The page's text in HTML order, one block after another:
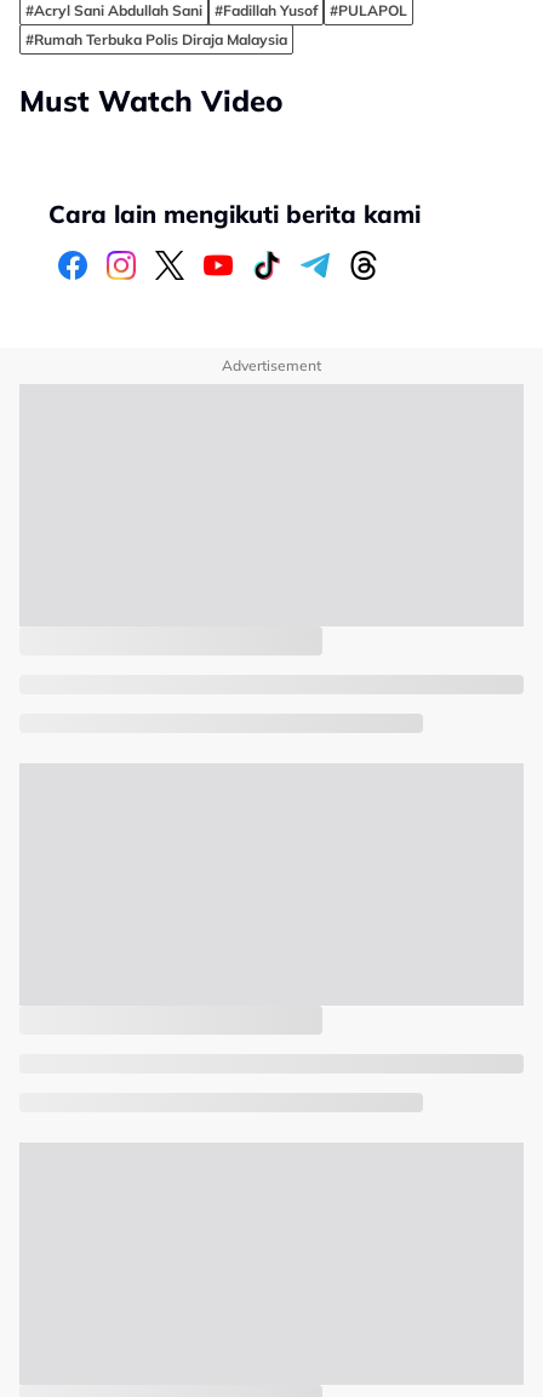
#Acryl Sani Abdullah Sani #Fadillah Yusof
#PULAPOL
#Rumah Terbuka Polis Diraja Malaysia
Must Watch Video
Cara lain mengikuti berita kami
Advertisement